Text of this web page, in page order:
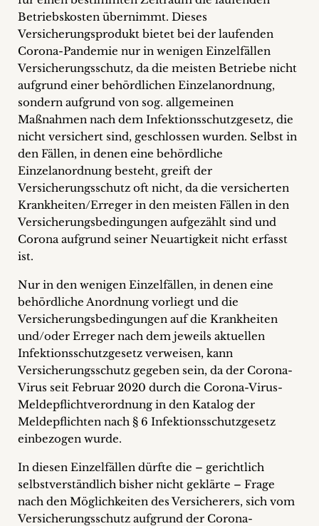
Betriebskosten übernimmt. Dieses
Versicherungsprodukt bietet bei der laufenden
Corona-Pandemie nur in wenigen Einzelfällen
Versicherungsschutz, da die meisten Betriebe nicht
aufgrund einer behördlichen Einzelanordnung,
sondern aufgrund von sog. allgemeinen
Maßnahmen nach dem Infektionsschutzgesetz, die
nicht versichert sind, geschlossen wurden. Selbst in
den Fällen, in denen eine behördliche
Einzelanordnung besteht, greift der
Versicherungsschutz oft nicht, da die versicherten
Krankheiten/Erreger in den meisten Fällen in den
Versicherungsbedingungen aufgezählt sind und
Corona aufgrund seiner Neuartigkeit nicht erfasst
ist.
Nur in den wenigen Einzelfällen, in denen eine
behördliche Anordnung vorliegt und die
Versicherungsbedingungen auf die Krankheiten
und/oder Erreger nach dem jeweils aktuellen
Infektionsschutzgesetz verweisen, kann
Versicherungsschutz gegeben sein, da der Corona-
Virus seit Februar 2020 durch die Corona-Virus-
Meldepflichtverordnung in den Katalog der
Meldepflichten nach § 6 Infektionsschutzgesetz
einbezogen wurde.
In diesen Einzelfällen dürfte die – gerichtlich
selbstverständlich bisher nicht geklärte – Frage
nach den Möglichkeiten des Versicherers, sich vom
Versicherungsschutz aufgrund der Corona-